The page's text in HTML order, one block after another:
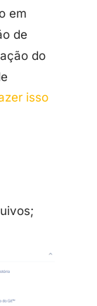
em
de
do
isso